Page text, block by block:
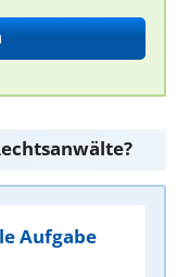
Aufgabe